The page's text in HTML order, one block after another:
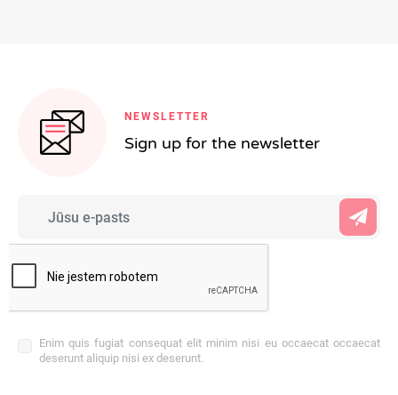
NEWSLETTER
Sign up for the newsletter
Enim quis fugiat consequat elit minim nisi eu occaecat occaecat
deserunt aliquip nisi ex deserunt.